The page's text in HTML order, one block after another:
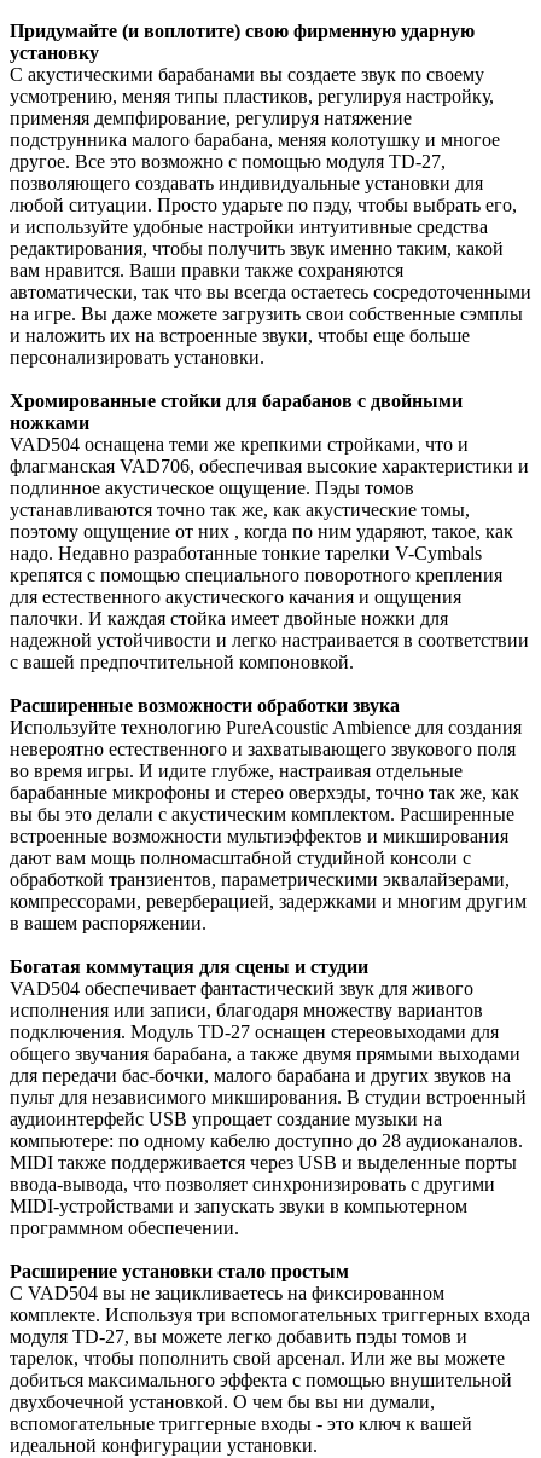
Придумайте (и воплотите) свою фирменную ударную
установку
С акустическими барабанами вы создаете звук по своему
усмотрению, меняя типы пластиков, регулируя настройку,
применяя демпфирование, регулируя натяжение
подструнника малого барабана, меняя колотушку и многое
другое. Все это возможно с помощью модуля TD-27,
позволяющего создавать индивидуальные установки для
любой ситуации. Просто ударьте по пэду, чтобы выбрать его,
и используйте удобные настройки интуитивные средства
редактирования, чтобы получить звук именно таким, какой
вам нравится. Ваши правки также сохраняются
автоматически, так что вы всегда остаетесь сосредоточенными
на игре. Вы даже можете загрузить свои собственные сэмплы
и наложить их на встроенные звуки, чтобы еще больше
персонализировать установки.
Хромированные стойки для барабанов с двойными
ножками
VAD504 оснащена теми же крепкими стройками, что и
флагманская VAD706, обеспечивая высокие характеристики и
подлинное акустическое ощущение. Пэды томов
устанавливаются точно так же, как акустические томы,
поэтому ощущение от них , когда по ним ударяют, такое, как
надо. Недавно разработанные тонкие тарелки V-Cymbals
крепятся с помощью специального поворотного крепления
для естественного акустического качания и ощущения
палочки. И каждая стойка имеет двойные ножки для
надежной устойчивости и легко настраивается в соответствии
с вашей предпочтительной компоновкой.
Расширенные возможности обработки звука
Используйте технологию PureAcoustic Ambience для создания
невероятно естественного и захватывающего звукового поля
во время игры. И идите глубже, настраивая отдельные
барабанные микрофоны и стерео оверхэды, точно так же, как
вы бы это делали с акустическим комплектом. Расширенные
встроенные возможности мультиэффектов и микширования
дают вам мощь полномасштабной студийной консоли с
обработкой транзиентов, параметрическими эквалайзерами,
компрессорами, реверберацией, задержками и многим другим
в вашем распоряжении.
Богатая коммутация для сцены и студии
VAD504 обеспечивает фантастический звук для живого
исполнения или записи, благодаря множеству вариантов
подключения. Модуль TD-27 оснащен стереовыходами для
общего звучания барабана, а также двумя прямыми выходами
для передачи бас-бочки, малого барабана и других звуков на
пульт для независимого микширования. В студии встроенный
аудиоинтерфейс USB упрощает создание музыки на
компьютере: по одному кабелю доступно до 28 аудиоканалов.
MIDI также поддерживается через USB и выделенные порты
ввода-вывода, что позволяет синхронизировать с другими
MIDI-устройствами и запускать звуки в компьютерном
программном обеспечении.
Расширение установки стало простым
С VAD504 вы не зацикливаетесь на фиксированном
комплекте. Используя три вспомогательных триггерных входа
модуля TD-27, вы можете легко добавить пэды томов и
тарелок, чтобы пополнить свой арсенал. Или же вы можете
добиться максимального эффекта с помощью внушительной
двухбочечной установкой. О чем бы вы ни думали,
вспомогательные триггерные входы - это ключ к вашей
идеальной конфигурации установки.